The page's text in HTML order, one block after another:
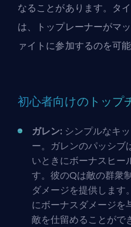
なることがあります。タ
は、トップレーナーがマ
ァイトに参加するのを可能
初心者向けのトップ
ガレン: シンプルなキ
ー。ガレンのパッシブ
いときにボーナスヒー
す。彼のQは敵の群衆
ダメージを提供します
にボーナスダメージを
敵を仕留めることがで